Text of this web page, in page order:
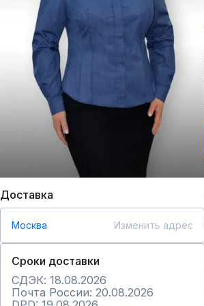
Доставка
Москва Изменить адрес
Сроки доставки
СДЭК: 18.08.2026
Почта России: 20.08.2026